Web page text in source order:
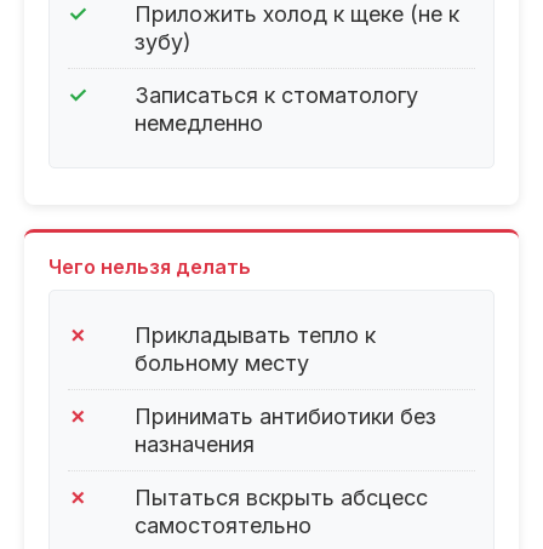
✓
Приложить холод к щеке (не к
зубу)
✓
Записаться к стоматологу
немедленно
Чего нельзя делать
✗
Прикладывать тепло к
больному месту
✗
Принимать антибиотики без
назначения
✗
Пытаться вскрыть абсцесс
самостоятельно